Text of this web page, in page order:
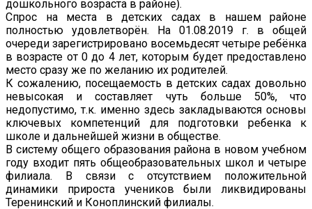
дошкольного возраста в районе).
Спрос на места в детских садах в нашем районе
полностью удовлетворён. На 01.08.2019 г. в общей
очереди зарегистрировано восемьдесят четыре ребёнка
в возрасте от 0 до 4 лет, которым будет предоставлено
место сразу же по желанию их родителей.
К сожалению, посещаемость в детских садах довольно
невысокая и составляет чуть больше 50%, что
недопустимо, т.к. именно здесь закладываются основы
ключевых компетенций для подготовки ребенка к
школе и дальнейшей жизни в обществе.
В систему общего образования района в новом учебном
году входит пять общеобразовательных школ и четыре
филиала. В связи с отсутствием положительной
динамики прироста учеников были ликвидированы
Теренинский и Коноплинский филиалы.